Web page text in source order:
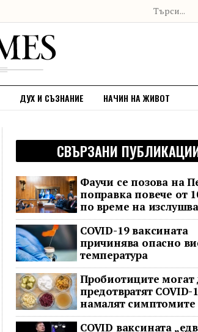
ДУХ И СЪЗНАНИЕ НАЧИН НА ЖИВОТ
СВЪРЗАНИ
Фаучи се позова на
поправка повече от
по време на
Сената за COVID
COVID-19 ваксината
причинява опасно
температура
Пробиотиците могат
предотвратят COVID-
намалят
неваксинирани
COVID ваксината